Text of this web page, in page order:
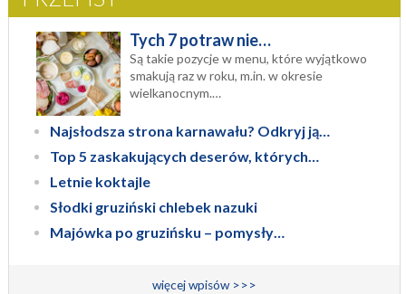
Tych 7 potraw nie…
Są takie pozycje w menu, które wyjątkowo
smakują raz w roku, m.in. w okresie
wielkanocnym.…
Najsłodsza strona karnawału? Odkryj ją…
Top 5 zaskakujących deserów, których…
Letnie koktajle
Słodki gruziński chlebek nazuki
Majówka po gruzińsku – pomysły…
więcej wpisów >>>